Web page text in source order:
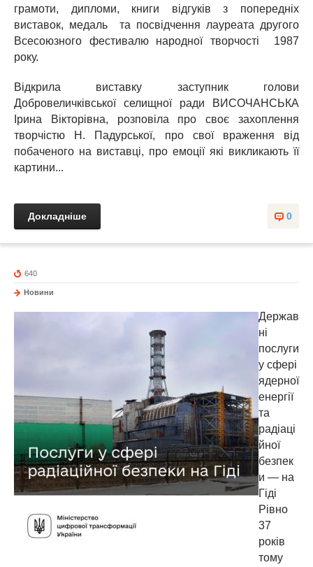
грамоти, дипломи, книги відгуків з попередніх
виставок, медаль та посвідчення лауреата другого
Всесоюзного фестивалю народної творчості 1987
року.
Відкрила виставку заступник голови
Добровеличківської селищної ради ВИСОЧАНСЬКА
Ірина Вікторівна, розповіла про своє захоплення
творчістю Н. Падурської, про свої враження від
побаченого на виставці, про емоції які викликають її
картини...
0
Докладніше
640
Новини
Держав
ні
послуги
у сфері
ядерної
енергії
та
радіаці
йної
безпек
и — на
Гіді
Рівно
37
років
тому